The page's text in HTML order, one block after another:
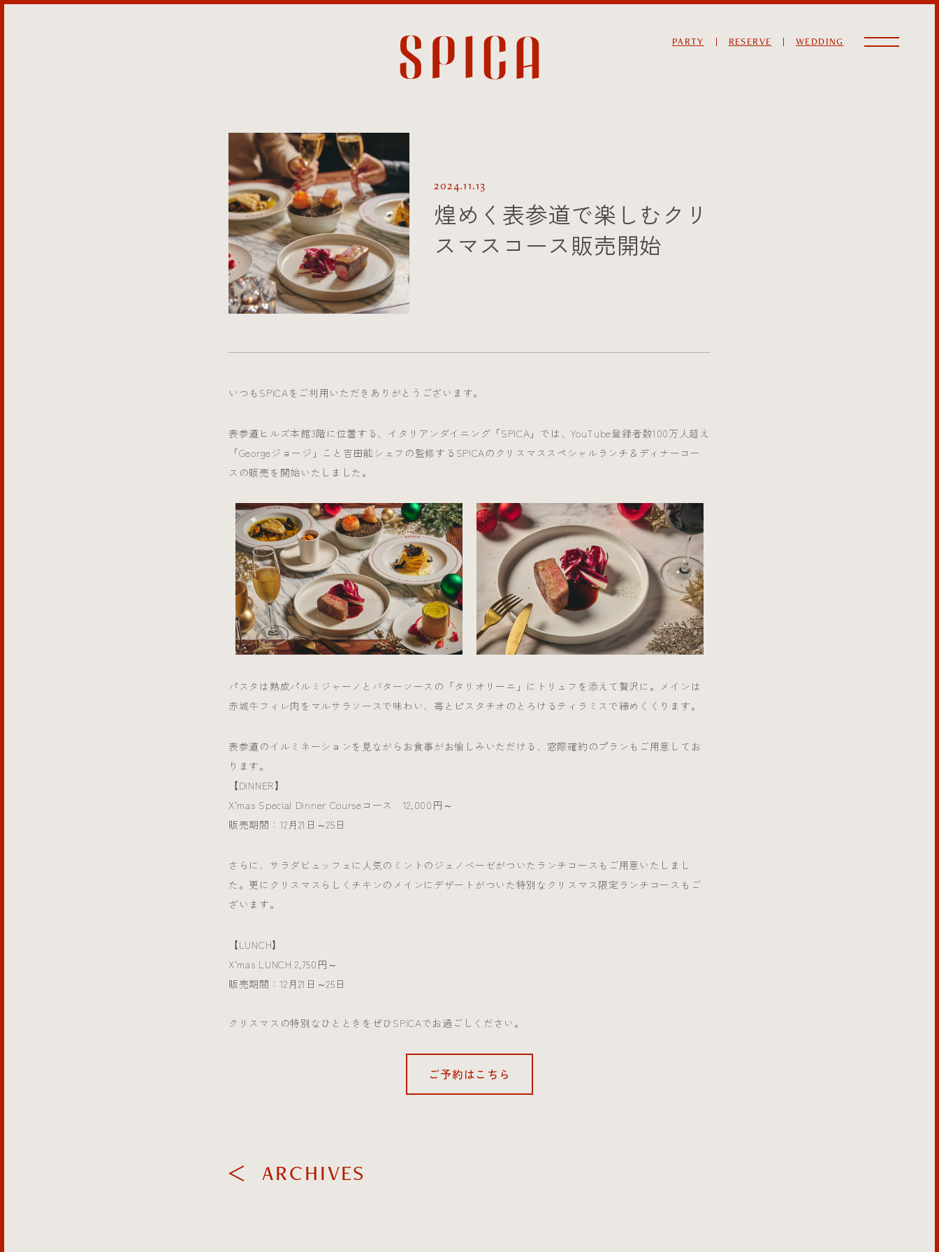
PARTY RESERVE WEDDING
2024.11.13
煌めく表参道で楽しむクリ
スマスコース販売開始
いつもSPICAをご利用いただきありがとうございます。
表参道ヒルズ本館3階に位置する、イタリアンダイニング「SPICA」では、YouTube登録者数100万人超え
「Georgeジョージ」こと吉田能シェフの監修するSPICAのクリスマススペシャルランチ＆ディナーコー
スの販売を開始いたしました。
パスタは熟成パルミジャーノとバターソースの「タリオリーニ」にトリュフを添えて贅沢に。メインは
赤城牛フィレ肉をマルサラソースで味わい、苺とピスタチオのとろけるティラミスで締めくくります。
表参道のイルミネーションを見ながらお食事がお愉しみいただける、窓際確約のプランもご用意してお
ります。
【DINNER】
X’mas Special Dinner Courseコース 12,000円～
販売期間：12月21日～25日
さらに、サラダビュッフェに人気のミントのジェノベーゼがついたランチコースもご用意いたしまし
た。更にクリスマスらしくチキンのメインにデザートがついた特別なクリスマス限定ランチコースもご
ざいます。
【LUNCH】
X’mas LUNCH 2,750円～
販売期間：12月21日～25日
クリスマスの特別なひとときをぜひSPICAでお過ごしください。
ご予約はこちら
ARCHIVES